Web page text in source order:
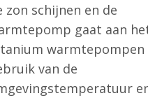
zon schijnen en de
gaat aan
warmtepompen
van de